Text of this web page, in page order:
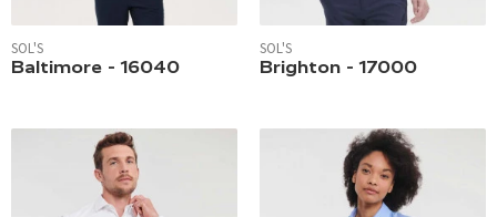
SOL'S
Baltimore - 16040
SOL'S
Brighton - 17000